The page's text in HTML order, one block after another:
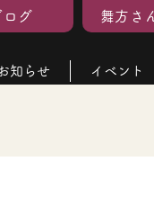
ログ 舞方さ
お知らせ イベント